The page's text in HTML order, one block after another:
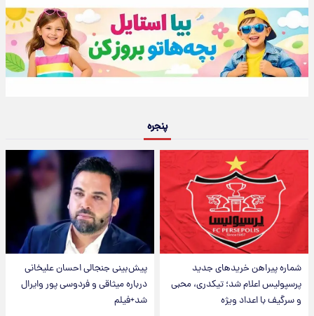
پنجره
شماره پیراهن خریدهای جدید
پرسپولیس اعلام شد؛ تیکدری، محبی
و سرگیف با اعداد ویژه
پیش‌بینی جنجالی احسان علیخانی
درباره میثاقی و فردوسی پور وایرال
شد+فیلم